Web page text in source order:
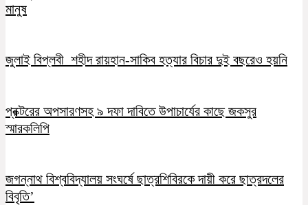
মানুষ
জুলাই বিপ্লবী শহীদ রায়হান-সাকিব হত্যার বিচার দুই বছরেও হয়নি
প্রক্টরের অপসারণসহ ৯ দফা দাবিতে উপাচার্যের কাছে জকসুর
স্মারকলিপি
জগন্নাথ বিশ্ববিদ্যালয় সংঘর্ষে ছাত্রশিবিরকে দায়ী করে ছাত্রদলের
বিবৃতি’